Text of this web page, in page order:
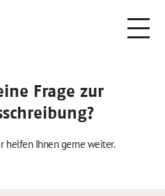
Frage zur
helfen Ihnen gerne weiter.